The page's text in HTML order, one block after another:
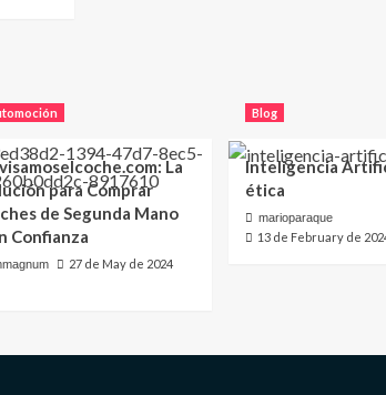
La
para Comprar
de Segunda Mano
Confianza
27 de May de 2024
Blog
Inteligencia
ética
marioparaque
13 de February de